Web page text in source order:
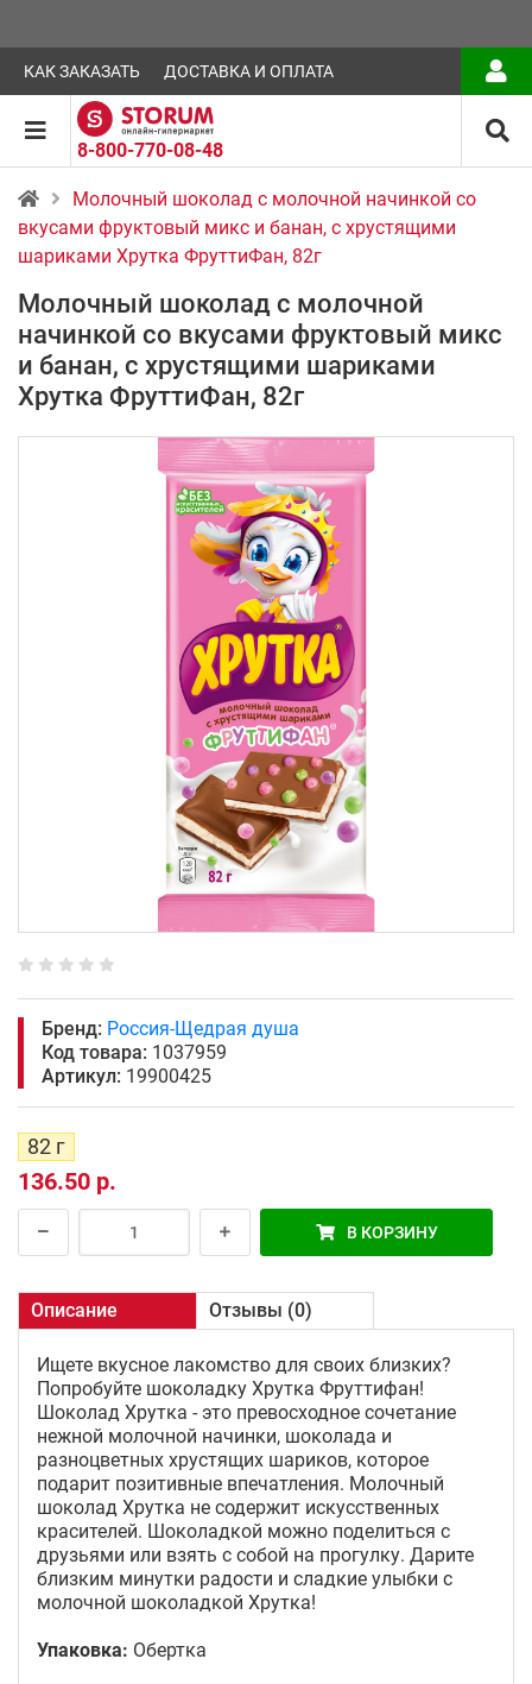
КАК ЗАКАЗАТЬ ДОСТАВКА И ОПЛАТА
8-800-770-08-48
Молочный шоколад с молочной начинкой со
вкусами фруктовый микс и банан, с хрустящими
шариками Хрутка ФруттиФан, 82г
Молочный шоколад с молочной
начинкой со вкусами фруктовый микс
и банан, с хрустящими шариками
Хрутка ФруттиФан, 82г
Бренд: Россия-Щедрая душа
Код товара: 1037959
Артикул: 19900425
82 г
136.50 р.
В КОРЗИНУ
Описание Отзывы (0)
Ищете вкусное лакомство для своих близких?
Попробуйте шоколадку Хрутка Фруттифан!
Шоколад Хрутка - это превосходное сочетание
нежной молочной начинки, шоколада и
разноцветных хрустящих шариков, которое
подарит позитивные впечатления. Молочный
шоколад Хрутка не содержит искусственных
красителей. Шоколадкой можно поделиться с
друзьями или взять с собой на прогулку. Дарите
близким минутки радости и сладкие улыбки с
молочной шоколадкой Хрутка!
Упаковка: Обертка